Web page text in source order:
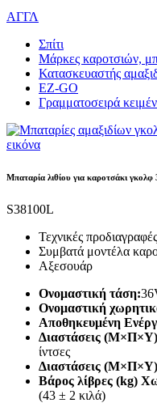
ΑΓΓΛ
Σπίτι
Μάρκες καροτσιών,
Κατασκευαστής
EZ-GO
Γραμματοσειρά
Μπαταρία λιθίου για καροτσάκι
S38100L
Τεχνικές προδιαγραφές
Συμβατά μοντέλα
Αξεσουάρ
Ονομαστική τάση:
Ονομαστική
Αποθηκευμένη
Διαστάσεις (Μ×Π×Υ)
ίντσες
Διαστάσεις (Μ×Π×Υ)
Βάρος λίβρες (kg)
(43 ± 2 κιλά)